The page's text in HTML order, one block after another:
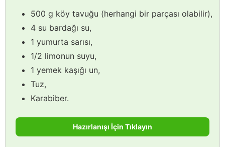
500 g köy tavuğu (herhangi bir parçası olabilir),
4 su bardağı su,
1 yumurta sarısı,
1/2 limonun suyu,
1 yemek kaşığı un,
Tuz,
Karabiber.
Hazırlanışı İçin Tıklayın